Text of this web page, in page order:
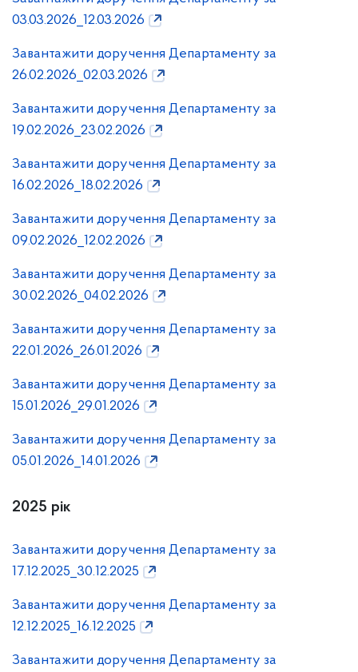
03.03.2026_12.03.2026
Завантажити доручення Департаменту за
26.02.2026_02.03.2026
Завантажити доручення Департаменту за
19.02.2026_23.02.2026
Завантажити доручення Департаменту за
16.02.2026_18.02.2026
Завантажити доручення Департаменту за
09.02.2026_12.02.2026
Завантажити доручення Департаменту за
30.02.2026_04.02.2026
Завантажити доручення Департаменту за
22.01.2026_26.01.2026
Завантажити доручення Департаменту за
15.01.2026_29.01.2026
Завантажити доручення Департаменту за
05.01.2026_14.01.2026
2025 рік
Завантажити доручення Департаменту за
17.12.2025_30.12.2025
Завантажити доручення Департаменту за
12.12.2025_16.12.2025
Завантажити доручення Департаменту за